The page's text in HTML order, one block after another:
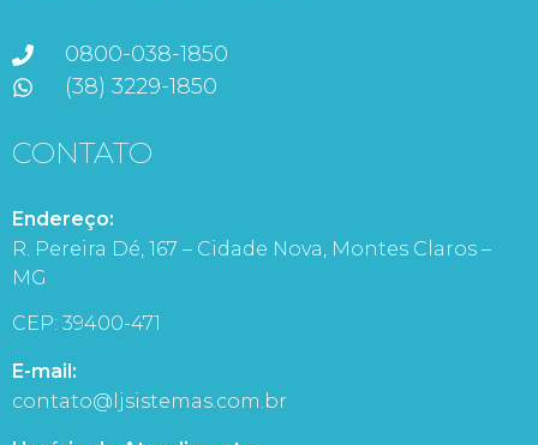
0800-038-1850
(38) 3229-1850
CONTATO
Endereço:
R. Pereira Dé, 167 – Cidade Nova, Montes Claros –
MG
CEP: 39400-471
E-mail:
contato@ljsistemas.com.br